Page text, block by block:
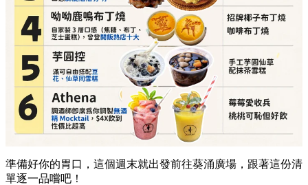
準備好你的胃口，這個週末就出發前往葵涌廣場，跟著這份清
單逐一品嚐吧！